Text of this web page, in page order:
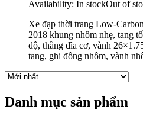
Availability: In stockOut of
Xe đạp thời trang Low-
2018 khung nhôm nhẹ, tang
độ, thắng đĩa cơ, vành
tang, ghi đông nhôm, vành
Danh mục sản phẩm